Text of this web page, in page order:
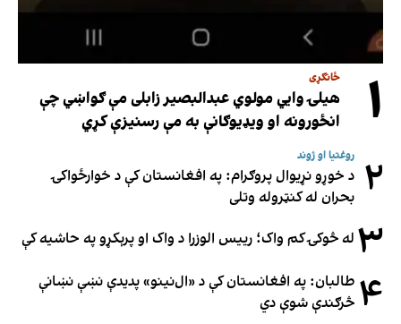
۱ ځانګړی
هیلۍ وایي مولوي عبدالبصیر زابلی مې ګواښي چې
انځورونه او ویډیوګانې به مې رسنیزې کړي
۲ روغتیا او ژوند
د خوړو نړیوال پروګرام: په افغانستان کې د خوارځواکۍ
بحران له کنټروله وتلی
۳ له څوکۍ کم واک؛ رییس الوزرا د واک او پرېکړو په حاشیه کې
۴ طالبان: په افغانستان کې د «ال‌نینو» پدیدې نښې نښانې
څرګندې شوې دي